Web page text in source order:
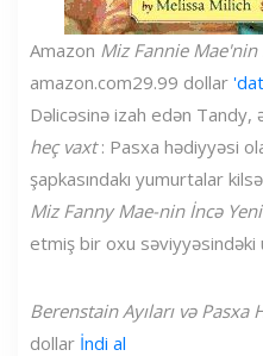
Amazon Miz Fannie Mae'nin
amazon.com29.99 dollar
Dəlicəsinə izah edən Tandy,
heç vaxt: Pasxa hədiyyəsi
şapkasındakı yumurtalar
Miz Fanny Mae-nin İncə Yeni
etmiş bir oxu səviyyəsindəki
Berenstain Ayıları və Pasxa
dollar İndi al